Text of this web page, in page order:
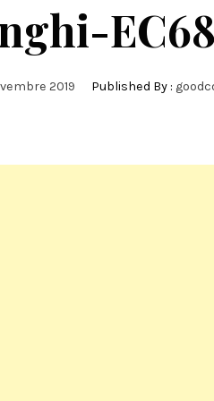
2019 Published By :